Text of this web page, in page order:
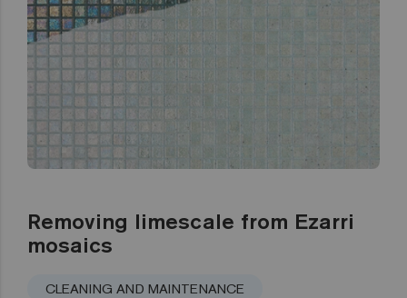
Removing limescale from Ezarri
mosaics
CLEANING AND MAINTENANCE